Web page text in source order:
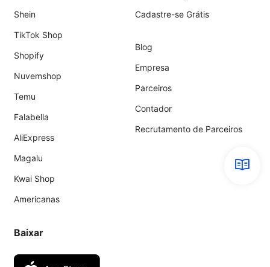
Shein
TikTok Shop
Shopify
Nuvemshop
Temu
Falabella
AliExpress
Magalu
Kwai Shop
Americanas
Cadastre-se Grátis
Blog
Empresa
Parceiros
Contador
Recrutamento de Parceiros
Baixar